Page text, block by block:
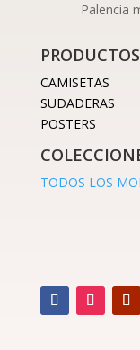
Palencia
PRODUCTOS
CAMISETAS
SUDADERAS
POSTERS
TODOS LOS